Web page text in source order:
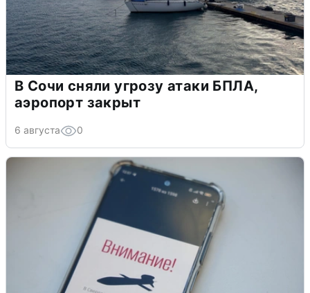
В Сочи сняли угрозу атаки БПЛА,
аэропорт закрыт
6 августа 0